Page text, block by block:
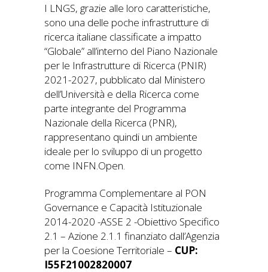
I LNGS, grazie alle loro caratteristiche,
sono una delle poche infrastrutture di
ricerca italiane classificate a impatto
“Globale” all’interno del Piano Nazionale
per le Infrastrutture di Ricerca (PNIR)
2021-2027, pubblicato dal Ministero
dell’Università e della Ricerca come
parte integrante del Programma
Nazionale della Ricerca (PNR),
rappresentano quindi un ambiente
ideale per lo sviluppo di un progetto
come INFN.Open.
Programma Complementare al PON
Governance e Capacità Istituzionale
2014-2020 -ASSE 2 -Obiettivo Specifico
2.1 – Azione 2.1.1 finanziato dall’Agenzia
per la Coesione Territoriale – CUP:
I55F21002820007